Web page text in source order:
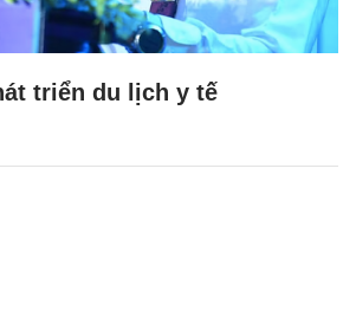
triển du lịch y tế